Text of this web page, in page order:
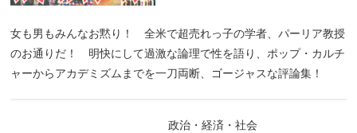
女も男もみんなお黙り！ 全米で超売れっ子の学者、パーリア教授
のお通りだ！ 明快にして過激な論理で性を語り、ポップ・カルチ
ャーからアカデミズムまでを一刀両断、ゴージャスな評論集！
政治・経済・社会